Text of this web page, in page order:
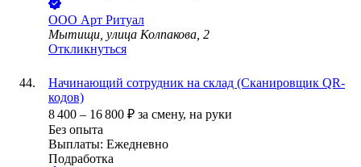
ООО Арт Ритуал
Мытищи, улица Колпакова, 2
Откликнуться
Начинающий сотрудник на склад (Сканировщик QR-
кодов)
8 400 – 16 800 ₽ за смену, на руки
Без опыта
Выплаты: Ежедневно
Подработка